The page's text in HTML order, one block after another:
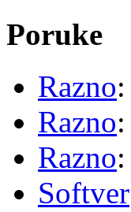
Poruke
Razno:
Razno:
Razno:
Softver